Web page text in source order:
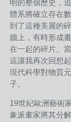
明的整個歷史，
體系將確立存在
到了這種美麗的
牆上，有時形成
在一起的碎片。
這讓我再次回想
現代科學對物質
子。
19世紀歐洲藝術
象派畫家將其分